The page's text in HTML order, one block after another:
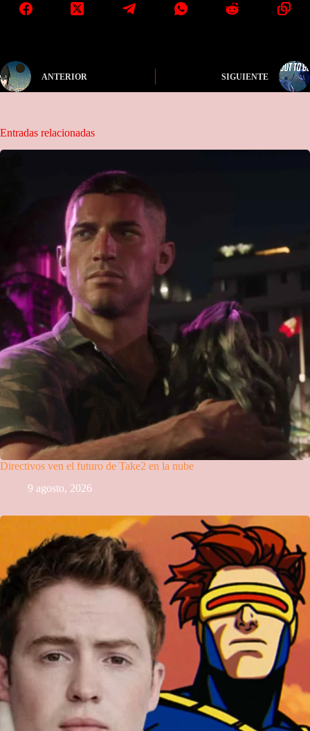
ANTERIOR SIGUIENTE
Entradas relacionadas
Directivos ven el futuro de Take2 en la nube
9 agosto, 2026